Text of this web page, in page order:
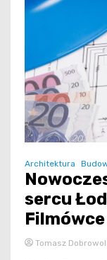
Architektura
sercu
Filmówce
Tomasz